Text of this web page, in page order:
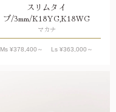
スリムタイ
プ/3mm/K18YG,K18WG
マカナ
Ms ¥378,400 ～ Ls ¥363,000 ～